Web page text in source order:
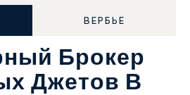
ВЕРБЬЕ
Брокер
Джетов В